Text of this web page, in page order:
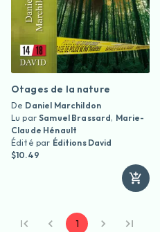
Otages de la nature
De Daniel Marchildon
Lu parSamuel Brassard, Marie-
Claude Hénault
Édité par Éditions David
$10.49
1